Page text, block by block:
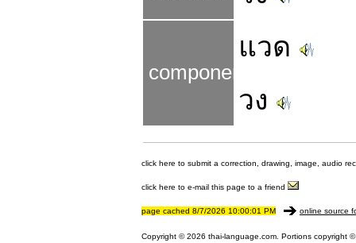
components
แวด
วง
click here to submit a correction, drawing, image, audio
click here to e-mail this page to a friend
page cached 8/7/2026 10:00:01 PM online source
Copyright © 2026 thai-language.com. Portions copyright